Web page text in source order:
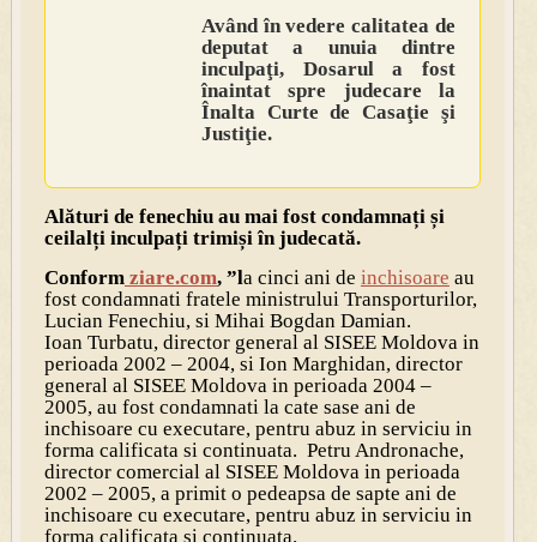
Având în vedere calitatea de
deputat a unuia dintre
inculpaţi, Dosarul a fost
înaintat spre judecare la
Înalta Curte de Casaţie şi
Justiţie.
Alături de fenechiu au mai fost condamnați și
ceilalți inculpați trimiși în judecată.
Conformziare.com, ”la cinci ani de inchisoare au
fost condamnati fratele ministrului Transporturilor,
Lucian Fenechiu, si Mihai Bogdan Damian.
Ioan Turbatu, director general al SISEE Moldova in
perioada 2002 – 2004, si Ion Marghidan, director
general al SISEE Moldova in perioada 2004 –
2005, au fost condamnati la cate sase ani de
inchisoare cu executare, pentru abuz in serviciu in
forma calificata si continuata. Petru Andronache,
director comercial al SISEE Moldova in perioada
2002 – 2005, a primit o pedeapsa de sapte ani de
inchisoare cu executare, pentru abuz in serviciu in
forma calificata si continuata.